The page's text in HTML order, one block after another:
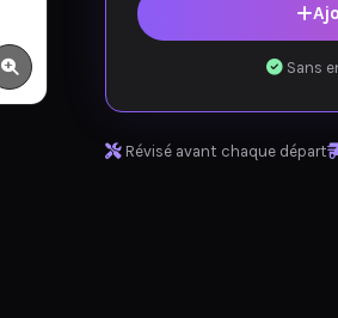
Sans
Révisé avant chaque départ